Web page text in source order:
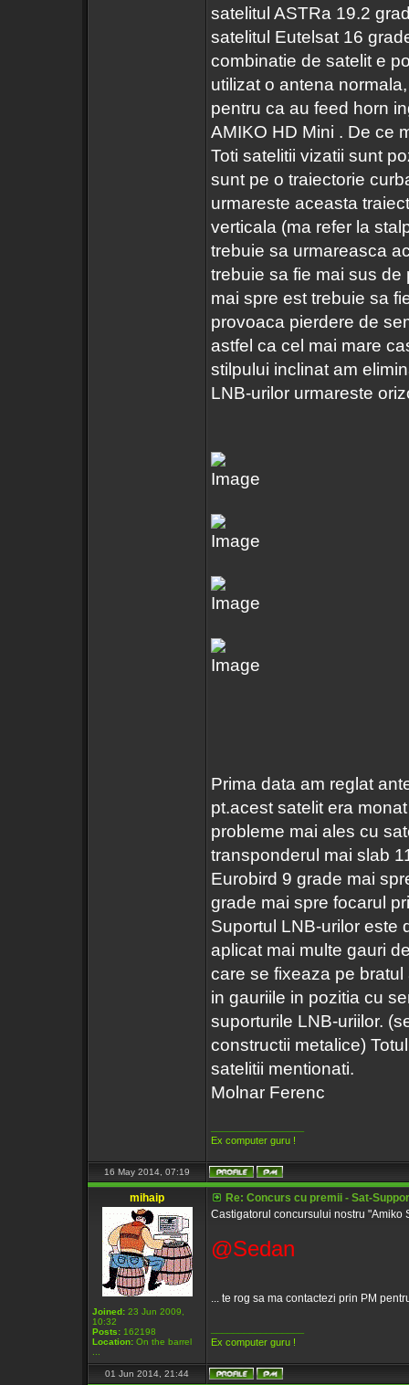
satelitul ASTRa 19.2
satelitul Eutelsat 16
combinatie de satelit e
utilizat o antena
pentru ca au feed horn
AMIKO HD Mini . De ce
Toti satelitii vizatii sunt
sunt pe o traiectorie
urmareste aceasta
verticala (ma refer la
trebuie sa urmareasca
trebuie sa fie mai sus
mai spre est trebuie sa
provoaca pierdere de
astfel ca cel mai mare
stilpului inclinat am
LNB-urilor urmareste
Prima data am reglat
pt.acest satelit era
probleme mai ales cu
transponderul mai slab
Eurobird 9 grade mai
grade mai spre focarul
Suportul LNB-urilor este
aplicat mai multe gauri
care se fixeaza pe
in gauriile in pozitia cu
suporturile LNB-uriilor.
constructii metalice)
satelitii mentionati.
Molnar Ferenc
Ex computer guru !
16 May 2014, 07:19
mihaip
Joined: 23 Jun 2009,
10:32
Posts: 162198
Location: On the barrel
Re: Concurs cu premii - Sat-
Castigatorul concursului nostru "Amiko
@Sedan
... te rog sa ma contactezi prin PM
Ex computer guru !
01 Jun 2014, 21:44